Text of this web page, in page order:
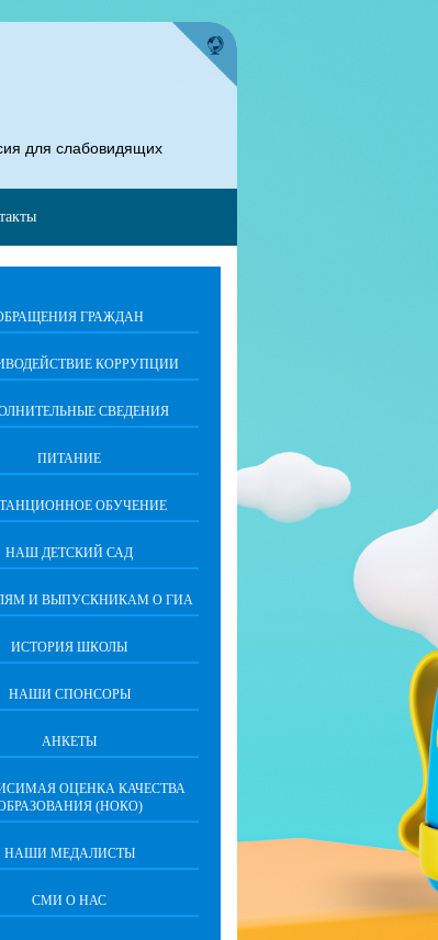
ГРАЖДАН
КОРРУПЦИИ
СВЕДЕНИЯ
ПИТАНИЕ
ОБУЧЕНИЕ
НАШ ДЕТСКИЙ САД
И ВЫПУСКНИКАМ О ГИА
ИСТОРИЯ ШКОЛЫ
НАШИ СПОНСОРЫ
АНКЕТЫ
ОЦЕНКА КАЧЕСТВА
(НОКО)
НАШИ МЕДАЛИСТЫ
СМИ О НАС
для слабовидящих